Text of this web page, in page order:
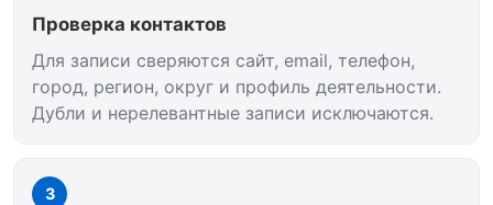
Проверка контактов
Для записи сверяются сайт, email, телефон,
город, регион, округ и профиль деятельности.
Дубли и нерелевантные записи исключаются.
3